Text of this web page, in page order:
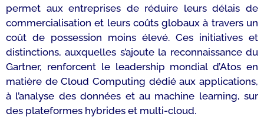
permet aux entreprises de réduire leurs délais de
commercialisation et leurs coûts globaux à travers un
coût de possession moins élevé. Ces initiatives et
distinctions, auxquelles s’ajoute la reconnaissance du
Gartner, renforcent le leadership mondial d’Atos en
matière de Cloud Computing dédié aux applications,
à l’analyse des données et au machine learning, sur
des plateformes hybrides et multi-cloud.